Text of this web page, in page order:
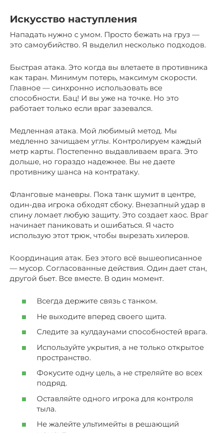
Искусство наступления
Нападать нужно с умом. Просто бежать на груз —
это самоубийство. Я выделил несколько подходов.
Быстрая атака. Это когда вы влетаете в противника
как таран. Минимум потерь, максимум скорости.
Главное — синхронно использовать все
способности. Бац! И вы уже на точке. Но это
работает только если враг зазевался.
Медленная атака. Мой любимый метод. Мы
медленно зачищаем углы. Контролируем каждый
метр карты. Постепенно выдавливаем врага. Это
дольше, но гораздо надежнее. Вы не даете
противнику шанса на контратаку.
Фланговые маневры. Пока танк шумит в центре,
один-два игрока обходят сбоку. Внезапный удар в
спину ломает любую защиту. Это создает хаос. Враг
начинает паниковать и ошибаться. Я часто
использую этот трюк, чтобы вырезать хилеров.
Координация атак. Без этого всё вышеописанное
— мусор. Согласованные действия. Один дает стан,
другой бьет. Все вместе. В один момент.
Всегда держите связь с танком.
Не выходите вперед своего щита.
Следите за кулдаунами способностей врага.
Используйте укрытия, а не только открытое
пространство.
Фокусите одну цель, а не стреляйте во всех
подряд.
Оставляйте одного игрока для контроля
тыла.
Не жалейте ультимейты в решающий